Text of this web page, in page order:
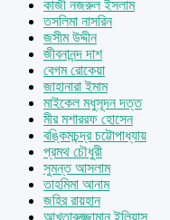
কাজী নজরুল ইসলাম
তসলিমা নাসরিন
জসীম উদ্দীন
জীবনানন্দ দাশ
বেগম রোকেয়া
জাহানারা ইমাম
মাইকেল মধুসূদন দত্ত
মীর মশাররফ হোসেন
বঙ্কিমচন্দ্র চট্টোপাধ্যায়
প্রমথ চৌধুরী
সুমন্ত আসলাম
তাহমিমা আনাম
জহির রায়হান
আখতারুজ্জামান ইলিয়াস